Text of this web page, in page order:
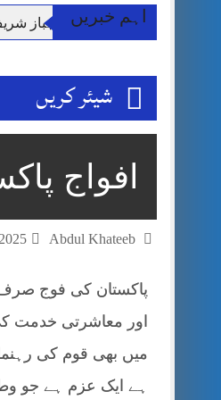
اہم خبریں
وزیر اعظم شہباز
قائداعظم نامی شہری
ڈپٹی کمشنر راولپنڈی
شہید گر وپ
شیئر کریں
افواج
Abdul Khateeb
پاکستان کی فوج صرف
اور معاشرتی خدمت
میں بھی قوم کی
ہے ایک عزم ہے جو